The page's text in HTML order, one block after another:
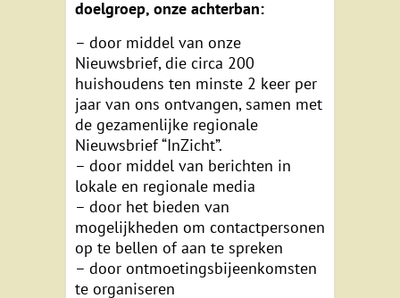
doelgroep, onze achterban:
– door middel van onze
Nieuwsbrief, die circa 200
huishoudens ten minste 2 keer per
jaar van ons ontvangen, samen met
de gezamenlijke regionale
Nieuwsbrief “InZicht”.
– door middel van berichten in
lokale en regionale media
– door het bieden van
mogelijkheden om contactpersonen
op te bellen of aan te spreken
– door ontmoetingsbijeenkomsten
te organiseren